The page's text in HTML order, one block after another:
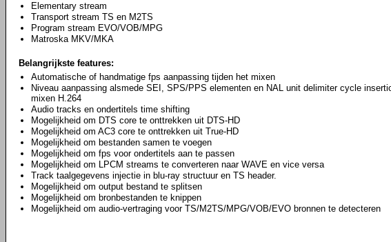
Elementary stream
Transport stream TS en M2TS
Program stream EVO/VOB/MPG
Matroska MKV/MKA
Belangrijkste features:
Automatische of handmatige fps aanpassing tijden het mixen
Niveau aanpassing alsmede SEI, SPS/PPS elementen en NAL unit delimiter cycle
mixen H.264
Audio tracks en ondertitels time shifting
Mogelijkheid om DTS core te onttrekken uit DTS-HD
Mogelijkheid om AC3 core te onttrekken uit True-HD
Mogelijkheid om bestanden samen te voegen
Mogelijkheid om fps voor ondertitels aan te passen
Mogelijkheid om LPCM streams te converteren naar WAVE en vice versa
Track taalgegevens injectie in blu-ray structuur en TS header.
Mogelijkheid om output bestand te splitsen
Mogelijkheid om bronbestanden te knippen
Mogelijkheid om audio-vertraging voor TS/M2TS/MPG/VOB/EVO bronnen te detecteren